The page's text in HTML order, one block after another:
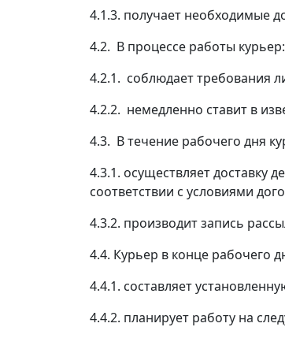
4.1.3. получает необходимые
4.2. В процессе работы курьер:
4.2.1. соблюдает требования
4.2.2. немедленно ставит в
4.3. В течение рабочего дня
4.3.1. осуществляет доставку
соответствии с условиями
4.3.2. производит запись
4.4. Курьер в конце рабочего
4.4.1. составляет
4.4.2. планирует работу на